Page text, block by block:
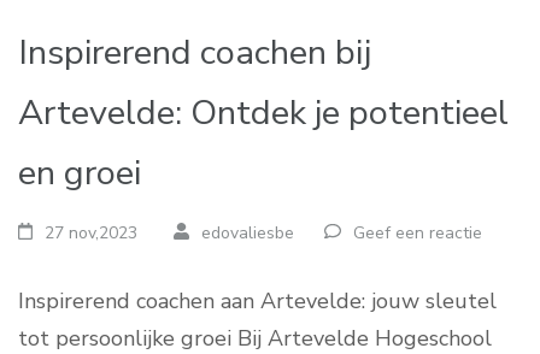
Inspirerend coachen bij
Artevelde: Ontdek je potentieel
en groei
27 nov,2023 edovaliesbe Geef een reactie
Inspirerend coachen aan Artevelde: jouw sleutel
tot persoonlijke groei Bij Artevelde Hogeschool